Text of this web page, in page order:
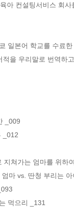
아 컨설팅서비스 회
일본어 학교를 수료
을 우리말로 번역
_009
_012
지쳐가는 엄마를 위하
마 vs. 딴청 부리는
먹으리 _131